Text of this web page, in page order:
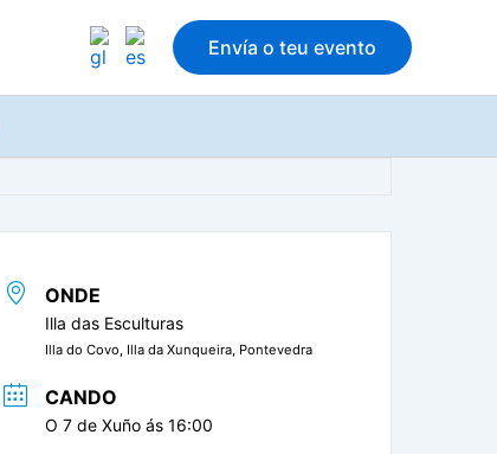
Envía o teu evento
ONDE
Illa das Esculturas
Illa do Covo, Illa da Xunqueira, Pontevedra
CANDO
O 7 de Xuño ás 16:00